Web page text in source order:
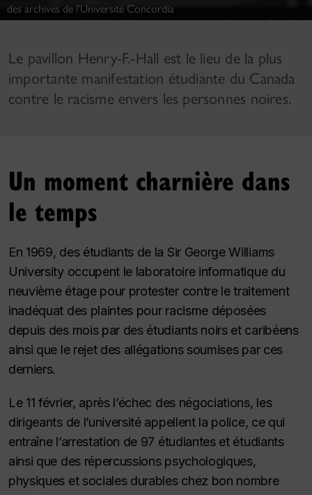
des archives de l’Université Concordia
Le pavillon Henry-F.-Hall est le lieu de la plus
importante manifestation étudiante du Canada
contre le racisme envers les personnes noires.
Un moment charnière dans
le temps
En 1969, des étudiants de la Sir George Williams
University occupent le laboratoire informatique du
neuvième étage pour protester contre le traitement
inadéquat des plaintes pour racisme déposées
depuis des mois par des étudiants noirs et caribéens
ainsi que le rejet des allégations soumises par ces
derniers.
Le 11 février, après l’échec des négociations, les
dirigeants de l’université appellent la police, ce qui
entraîne l’arrestation de 97 étudiantes et étudiants
ainsi que des répercussions psychologiques,
physiques et sociales durables chez bon nombre